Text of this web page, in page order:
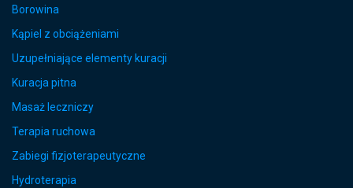
Borowina
Kąpiel z obciążeniami
Uzupełniające elementy kuracji
Kuracja pitna
Masaż leczniczy
Terapia ruchowa
Zabiegi fizjoterapeutyczne
Hydroterapia